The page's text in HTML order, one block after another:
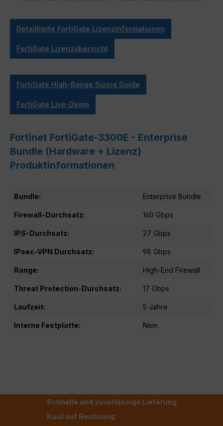
Detaillierte FortiGate Lizenzinformationen
FortiGate Lizenzübersicht
FortiGate High-Range Sizing Guide
FortiGate Live-Demo
Fortinet FortiGate-3300E - Enterprise
Bundle (Hardware + Lizenz)
Produktinformationen
Bundle: Enterprise Bundle
Firewall-Durchsatz: 160 Gbps
IPS-Durchsatz: 27 Gbps
IPsec-VPN Durchsatz: 98 Gbps
Range: High-End Firewall
Threat Protection-Durchsatz: 17 Gbps
Laufzeit: 5 Jahre
Interne Festplatte: Nein
Schnelle und zuverlässige Lieferung
Kauf auf Rechnung